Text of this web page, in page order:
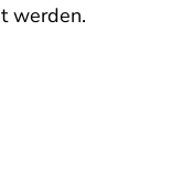
werden.